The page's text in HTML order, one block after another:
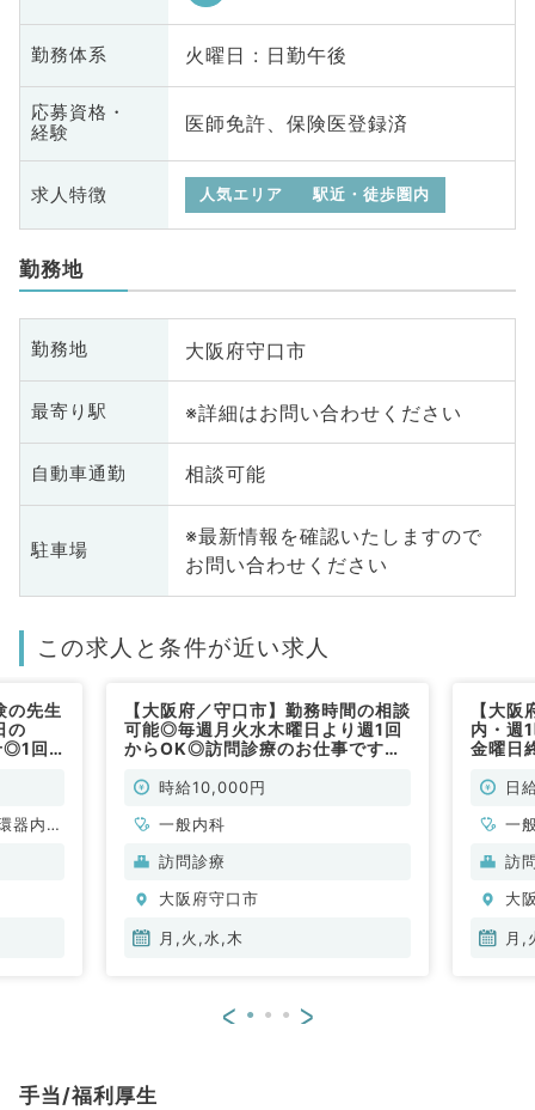
勤務体系 火曜日 : 日勤午後
応募資格・
経験
医師免許、保険医登録済
求人特徴 人気エリア 駅近・徒歩圏内
勤務地
勤務地 大阪府守口市
最寄り駅 ※詳細はお問い合わせください
自動車通勤 相談可能
駐車場
※最新情報を確認いたしますので
お問い合わせください
この求人と条件が近い求人
の先生
の
◎1回5
器内
【大阪府／守口市】勤務時間の相談
可能◎毎週月火水木曜日より週1回
からOK◎訪問診療のお仕事です
時給10,000円
一般内科
訪問診療
大阪府守口市
月,火,水,木
【大
内・週
金曜日
日
一
訪
大
月,
< >
手当/福利厚生